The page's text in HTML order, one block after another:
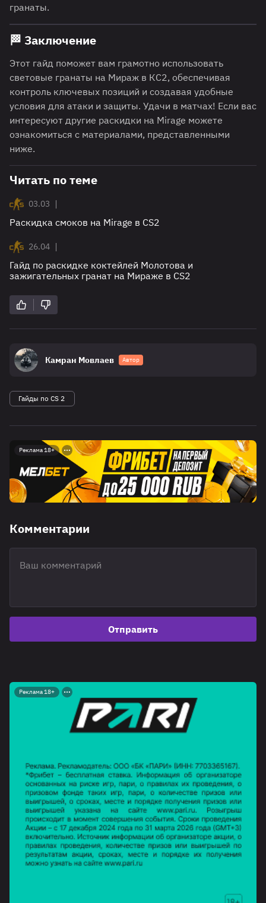
гранаты.
🏁 Заключение
Этот гайд поможет вам грамотно использовать
световые гранаты на Мираж в КС2, обеспечивая
контроль ключевых позиций и создавая удобные
условия для атаки и защиты. Удачи в матчах! Если вас
интересуют другие раскидки на Mirage можете
ознакомиться с материалами, представленными
ниже.
Читать по теме
03.03
|
Раскидка смоков на Mirage в CS2
26.04 |
Гайд по раскидке коктейлей Молотова и
зажигательных гранат на Мираже в CS2
Камран Мовлаев Автор
Гайды по CS 2
Реклама 18+
Комментарии
Отправить
Реклама 18+